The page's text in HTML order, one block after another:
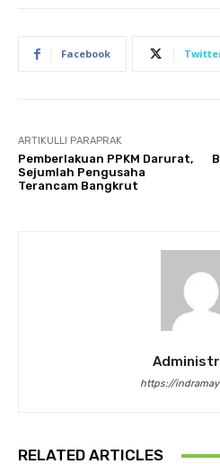
Facebook
ARTIKULLI PARAPRAK
Pemberlakuan PPKM Darurat,
Sejumlah Pengusaha
Terancam Bangkrut
https://
RELATED ARTICLES